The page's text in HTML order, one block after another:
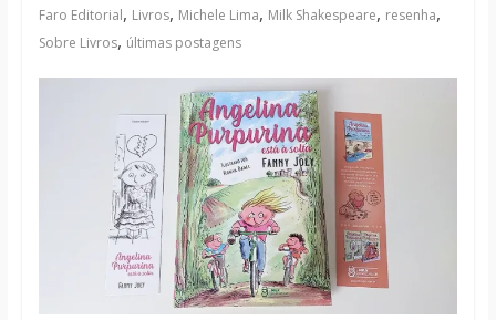
Faro Editorial, Livros, Michele Lima, Milk Shakespeare, resenha,
Sobre Livros, últimas postagens